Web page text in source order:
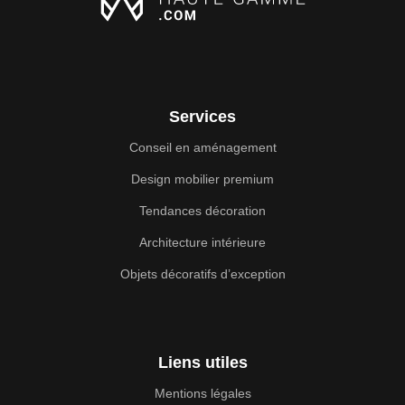
Services
Conseil en aménagement
Design mobilier premium
Tendances décoration
Architecture intérieure
Objets décoratifs d’exception
Liens utiles
Mentions légales